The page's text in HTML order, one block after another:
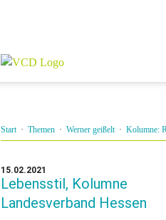
Start· Themen · Werner geißelt· Kolumne:
15.02.2021
Lebensstil, Kolumne
Landesverband Hessen